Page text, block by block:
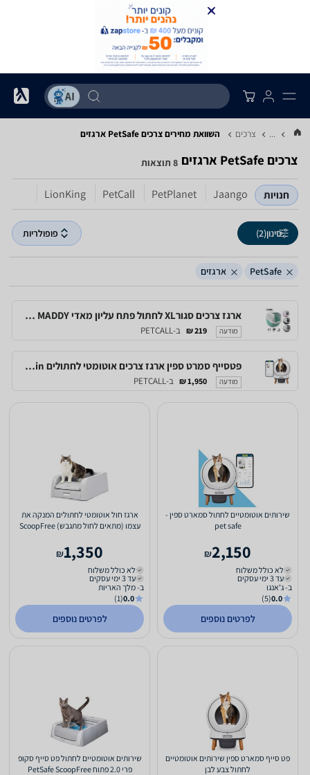
... צרכים השוואת מחירים צרכים ‏PetSafe ‏ארגזים
צרכים ‏PetSafe ‏ארגזים 8 תוצאות
חנויות Jaango
PetPlanet
PetCall
LionKing
סינון(2) פופולריות
PetSafe ארגזים
ארגז צרכים סגורXL לחתול פתח עליון מאדי IMAC MADDY
מודעה 219 ₪ ב-PETCALL
פטסייף סמרט ספין ארגז צרכים אוטומטי לחתולים Petsafe Scoopfree Smartspin
מודעה 1,950 ₪ ב-PETCALL
שירותים אוטומטיים לחתול סמארט ספין -
pet safe
2,150
₪
לא כולל משלוח
עד 3 ימי עסקים
ב- ג'אנגו
0.0
(5)
לפרטים נוספים
ארגז חול אוטומטי לחתולים המנקה את
עצמו (מתאים לחול מתגבש) ScoopFree
1,350
₪
לא כולל משלוח
עד 3 ימי עסקים
ב- מלך האריות
0.0
(1)
לפרטים נוספים
פט סייף סמארט ספין שירותים אוטומטיים
לחתול צבע לבן
שירותים אוטומטיים לחתול פט סייף סקופ
פרי 2.0 פתוח PetSafe ScoopFree